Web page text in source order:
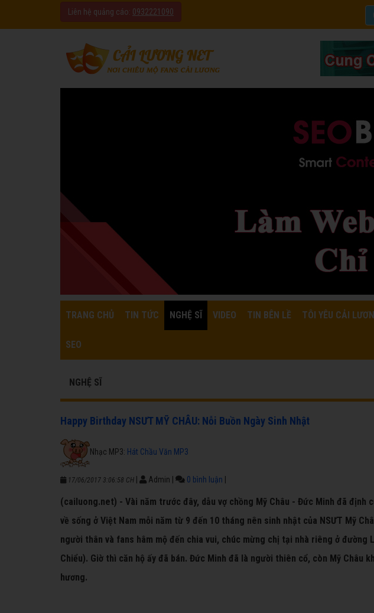
Liên hệ quảng cáo: 0932221090
TRANG CHỦ TIN TỨC NGHỆ SĨ VIDEO TIN BÊN LỀ TÔI YÊU CẢI
SEO
NGHỆ SĨ
Happy Birthday NSƯT MỸ CHÂU: Nỗi Buồn Ngày Sinh Nhật
Nhạc MP3: Hát Chầu Văn MP3
17/06/2017 3:06:58 CH Admin 0 bình luận
(cailuong.net) - Vài năm trước đây, dẫu vợ chồng Mỹ Châu - Đức Minh đã định
về sống ở Việt Nam mỗi năm từ 9 đến 10 tháng nên sinh nhật của NSƯT Mỹ
người thân và fans hâm mộ đến chia vui, chúc mừng chị tại nhà riêng ở đường
Chiểu). Giờ thì căn hộ ấy đã bán. Đức Minh đã là người thiên cổ, còn Mỹ Châu
hương.